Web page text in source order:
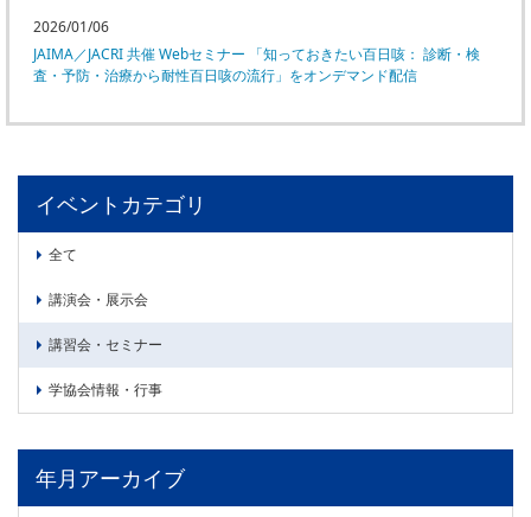
製品含有化学物質規制 UPDATE
統計
委員会活動
分析用X線検査装置他PCB廃棄物処理について
会員会社
会員リスト
入会のご案内
ニュース＆イベント
機器分析が支える、豊かな暮らしと産業のフロンティア
総論・各種分析法
ライフサイエンス
イメージング
X線・放射光
PICK UP CONTENTS
2026/01/06
JAIMA／JACRI 共催 Webセミナー 「知っておきたい百日咳： 診断・検
査・予防・治療から耐性百日咳の流行」をオンデマンド配信
イベントカテゴリ
全て
講演会・展示会
講習会・セミナー
学協会情報・行事
年月アーカイブ